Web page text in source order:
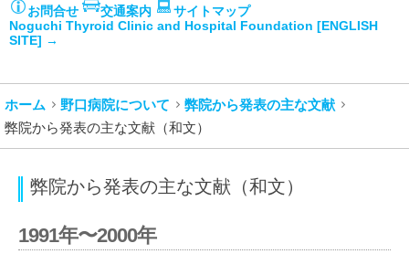
お問合せ 交通案内
サイトマップ
Noguchi Thyroid Clinic and Hospital Foundation [ENGLISH
SITE] →
ホーム 野口病院について
弊院から発表の主な文献
弊院から発表の主な文献（和文）
弊院から発表の主な文献（和文）
1991年〜2000年